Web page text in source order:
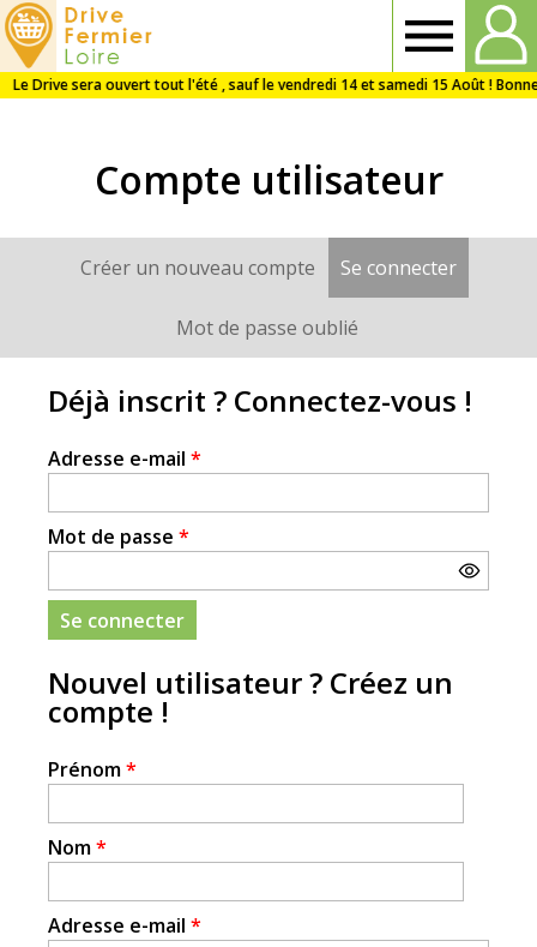
Loire
Compte utilisateur
OngletsCréer un nouveau compte Se connecter(onglet
Mot de passe oublié
Déjà inscrit ? Connectez-vous !
Adresse e-mail *
Mot de passe *
Nouvel utilisateur ? Créez un
compte !
Prénom*
Nom*
Adresse e-mail *